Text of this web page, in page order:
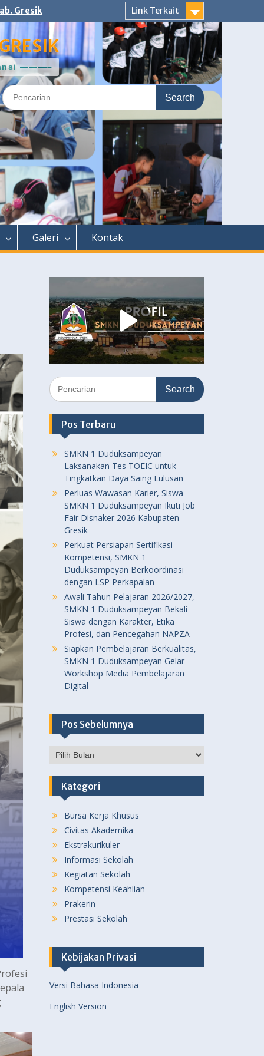
Gresik Link Terkait
———–
Search
for:
Galeri Kontak
Search
for:
Pos Terbaru
SMKN 1 Duduksampeyan
Laksanakan Tes TOEIC untuk
Tingkatkan Daya Saing Lulusan
Perluas Wawasan Karier, Siswa
SMKN 1 Duduksampeyan Ikuti Job
Fair Disnaker 2026 Kabupaten
Gresik
Perkuat Persiapan Sertifikasi
Kompetensi, SMKN 1
Duduksampeyan Berkoordinasi
dengan LSP Perkapalan
Awali Tahun Pelajaran 2026/2027,
SMKN 1 Duduksampeyan Bekali
Siswa dengan Karakter, Etika
Profesi, dan Pencegahan NAPZA
Siapkan Pembelajaran Berkualitas,
SMKN 1 Duduksampeyan Gelar
Workshop Media Pembelajaran
Digital
Pos Sebelumnya
Pos
Kategori
Bursa Kerja Khusus
Civitas Akademika
Ekstrakurikuler
Informasi Sekolah
Kegiatan Sekolah
Kompetensi Keahlian
Prakerin
Prestasi Sekolah
Kebijakan Privasi
Versi Bahasa Indonesia
English Version